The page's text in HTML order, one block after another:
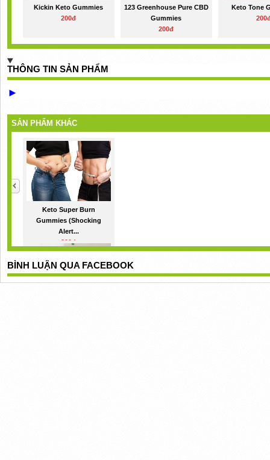
Kickin Keto Gummies
200đ
123 Greenhouse Pure CBD
Gummies
200đ
Keto Tone
THÔNG TIN SẢN PHẨM
►
SẢN PHẨM KHÁC
Keto Super Burn
Gummies (Shocking
Alert...
200đ
BÌNH LUẬN QUA FACEBOOK